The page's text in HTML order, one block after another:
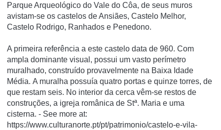
Parque Arqueológico do Vale do Côa, de seus muros
avistam-se os castelos de Ansiães, Castelo Melhor,
Castelo Rodrigo, Ranhados e Penedono.
A primeira referência a este castelo data de 960. Com
ampla dominante visual, possui um vasto perímetro
muralhado, construído provavelmente na Baixa Idade
Média. A muralha possuía quatro portas e quinze torres, de
que restam seis. No interior da cerca vêm-se restos de
construções, a igreja românica de Stª. Maria e uma
cisterna. - See more at:
https://www.culturanorte.pt/pt/patrimonio/castelo-e-vila-